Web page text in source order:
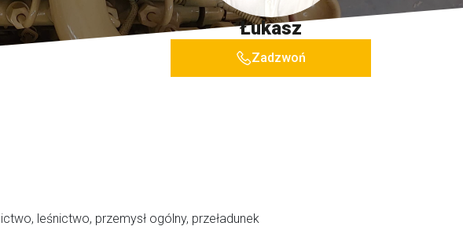
Łukasz
Zadzwoń
leśnictwo, przemysł ogólny, przeładunek